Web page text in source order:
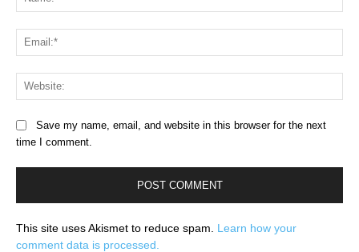
Save my name, email, and website in this browser for the next
time I comment.
This site uses Akismet to reduce spam. Learn how your
comment data is processed.